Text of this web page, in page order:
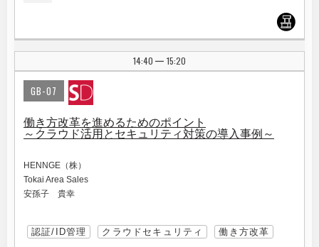
14:40 | 15:20
GB-07
働き方改革を進めるためのポイント
～クラウド活用とセキュリティ対策の導入事例～
HENNGE（株）
Tokai Area Sales
安孫子 貴幸
認証/ID管理 クラウドセキュリティ 働き方改革